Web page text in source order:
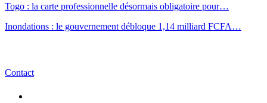
Togo : la carte professionnelle désormais obligatoire pour…
Inondations : le gouvernement débloque 1,14 milliard FCFA…
Contact